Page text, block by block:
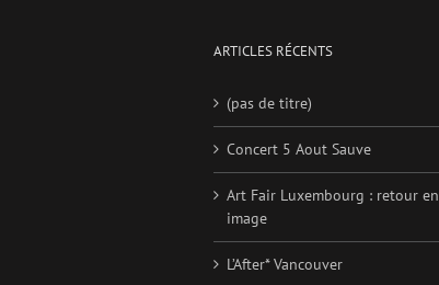
ARTICLES RÉCENTS
(pas de titre)
Concert 5 Aout Sauve
Art Fair Luxembourg : retour en
image
L’After* Vancouver